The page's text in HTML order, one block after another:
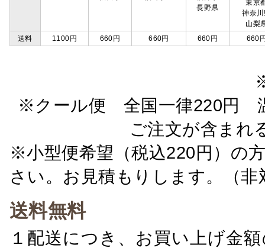
長野県
東京
神奈
山梨
送料
1100円 660円 660円 660円 660
※クール便 全国一律220円
ご注文が含ま
※小型便希望（税込220円）の
さい。お見積もりします。（非
送料無料
１配送につき、お買い上げ金